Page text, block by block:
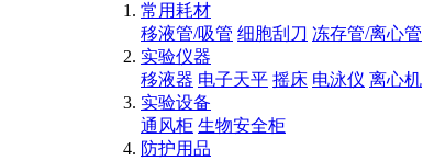
常用耗材
移液管/吸管 细胞刮刀 冻存管/离心管
实验仪器
移液器 电子天平 摇床 电泳仪 离心机
实验设备
通风柜 生物安全柜
防护用品